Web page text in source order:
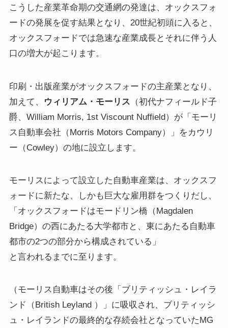
こうした産業革命期の交通網の発達は、オックスフォ
ードの発展を促す結果となり、20世紀初頭に入ると、
オックスフォードでは急速な産業成長とそれに伴う人
口の増大が起こります。
印刷・出版産業がオックスフォードの主産業となり、
加えて、
ウィリアム・モーリス （初代ナフィールド子
爵、William Morris, 1st Viscount Nuffield）が「モーリ
ス自動車会社（Morris Motors Company）」をカウリ
ー（Cowley）の地に設立します。
モーリスによって設立した自動車産業は、オックスフ
ォードに新たな、しかも巨大な雇用群をつくりだし、
「オックスフォードはモードリン橋（Magdalen
Bridge）の西にあたる大学都市と、東にあたる自動車
都市の2つの部分から構成されている」
と言われるまでに至ります。
（モーリス自動車はその後「ブリティッシュ・レイラ
ンド（British Leyland ）」に吸収され、ブリティッシ
ュ・レイランドの最終的な存続会社となっていたMG